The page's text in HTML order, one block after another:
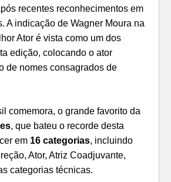
recentes reconhecimentos em
A indicação de Wagner Moura na
Ator é vista como um dos
edição, colocando o ator
de nomes consagrados de
comemora, o grande favorito da
, que bateu o recorde desta
em 16 categorias, incluindo
Ator, Atriz Coadjuvante,
categorias técnicas.